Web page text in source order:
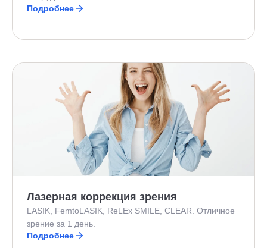
Подробнее
Лазерная коррекция зрения
LASIK, FemtoLASIK, ReLEx SMILE, CLEAR. Отличное
зрение за 1 день.
Подробнее